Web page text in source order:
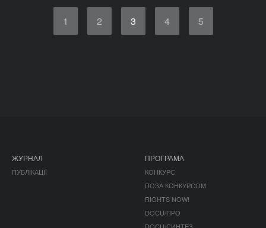
1 2 3 4 5
ЖУРНАЛ
ПУБЛІКАЦІЇ
ПРОГРАМА
КОНКУРС
ПОЗА КОНКУРСОМ
RIGHTS NOW!
DOCU/ПРО